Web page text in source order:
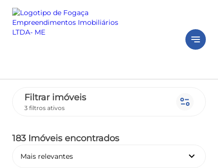
notes
Filtrar imóveis
3 filtros ativos page_info
183 Imóveis encontrados
Mais relevantes keyboard_arrow_down